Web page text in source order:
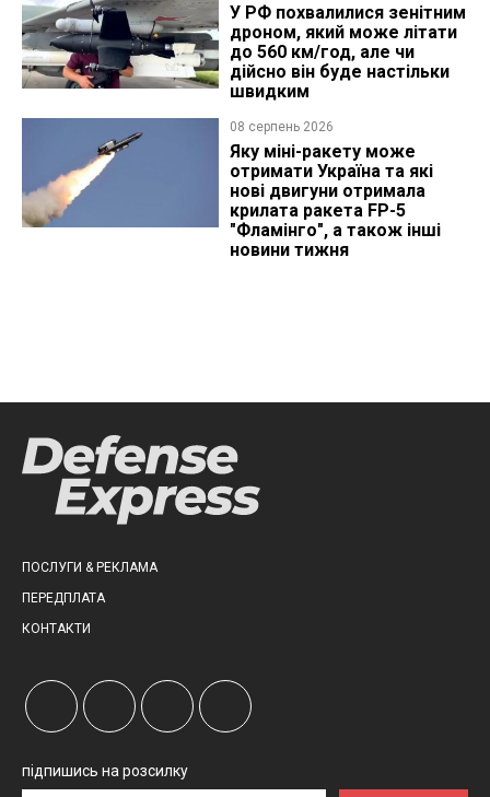
У РФ похвалилися зенітним
дроном, який може літати
до 560 км/год, але чи
дійсно він буде настільки
швидким
08 серпень 2026
Яку міні-ракету може
отримати Україна та які
нові двигуни отримала
крилата ракета FP-5
"Фламінго", а також інші
новини тижня
ПОСЛУГИ & РЕКЛАМА
ПЕРЕДПЛАТА
КОНТАКТИ
підпишись на розсилку